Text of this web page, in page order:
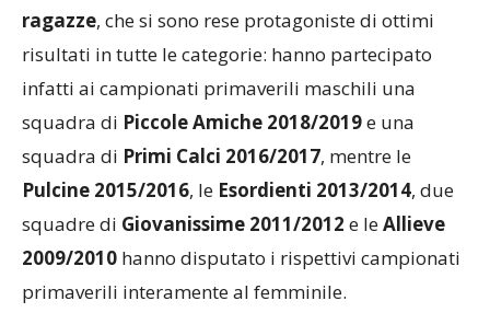
ragazze, che si sono rese protagoniste di ottimi
risultati in tutte le categorie: hanno partecipato
infatti ai campionati primaverili maschili una
squadra di Piccole Amiche 2018/2019e una
squadra di Primi Calci 2016/2017, mentre le
Pulcine 2015/2016, le Esordienti 2013/2014, due
squadre di Giovanissime 2011/2012 e leAllieve
2009/2010 hanno disputato i rispettivi campionati
primaverili interamente al femminile.